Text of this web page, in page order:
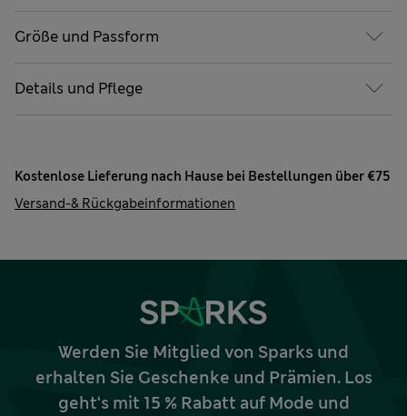
Größe und Passform
Details und Pflege
Kostenlose Lieferung nach Hause bei Bestellungen über €75
Versand-& Rückgabeinformationen
Werden Sie Mitglied von Sparks und
erhalten Sie Geschenke und Prämien. Los
geht‘s mit 15 % Rabatt auf Mode und